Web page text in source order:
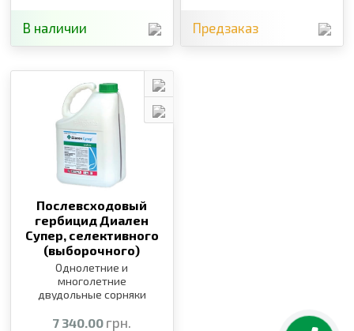
В наличии Предзаказ
Послевсходовый
гербицид Диален
Супер, селективного
(выборочного)
действия,10 л
Однолетние и
многолетние
двудольные сорняки
7 340.00 грн.